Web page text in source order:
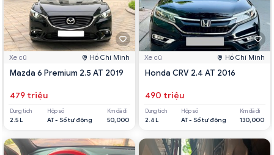
Xe cũ Hồ Chí Minh
Mazda 6 Premium 2.5 AT 2019
479 triệu
Dung tích
2.5 L
Hộp số
AT - Số tự động
Km đã đi
50,000
Xe cũ Hồ Chí Minh
Honda CRV 2.4 AT 2016
490 triệu
Dung tích
2.4 L
Hộp số
AT - Số tự động
Km đã đi
130,000